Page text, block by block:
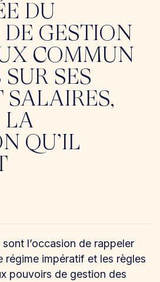
DU
GESTION
COMMUN
SES
SALAIRES,
LA
QU’IL
l’occasion de rappeler
régime impératif et les règles
pouvoirs de gestion des